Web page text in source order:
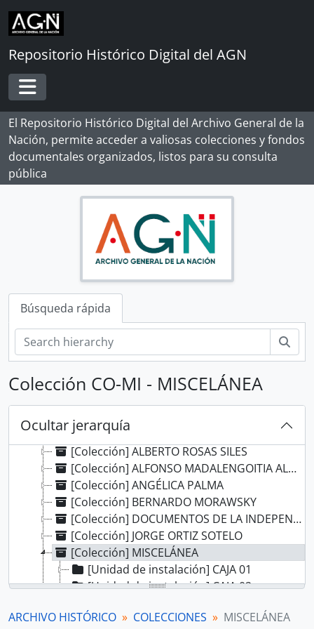
Skip to main content
Repositorio Histórico Digital del AGN
Toggle navigation
El Repositorio Histórico Digital del Archivo General de la
Nación, permite acceder a valiosas colecciones y fondos
documentales organizados, listos para su consulta
pública
Búsqueda rápida
Colección CO-MI - MISCELÁNEA
Ocultar jerarquía
[Record group] ARCHIVO HISTÓRICO
[Agrupación documental] FONDOS INSTITUCIONALES
[Agrupación documental] PROTOCOLOS NOTARIALES
[Agrupación documental] COLECCIONES
[Colección] ALBERTO ROSAS SILES
[Colección] ALFONSO MADALENGOITIA ALBRECHT
[Colección] ANGÉLICA PALMA
[Colección] BERNARDO MORAWSKY
[Colección] DOCUMENTOS DE LA INDEPENDENCIA DEL PERÚ EN EL AGI
[Colección] JORGE ORTIZ SOTELO
[Colección] MISCELÁNEA
[Unidad de instalación] CAJA 01
[Unidad de instalación] CAJA 02
[Unidad de instalación] CAJA 04
ARCHIVO HISTÓRICO COLECCIONES MISCELÁNEA